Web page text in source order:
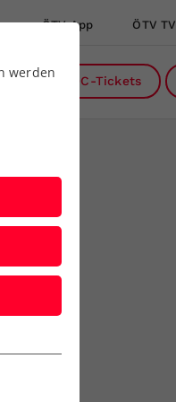
ÖTV App ÖTV TV
DC-Tickets
werden